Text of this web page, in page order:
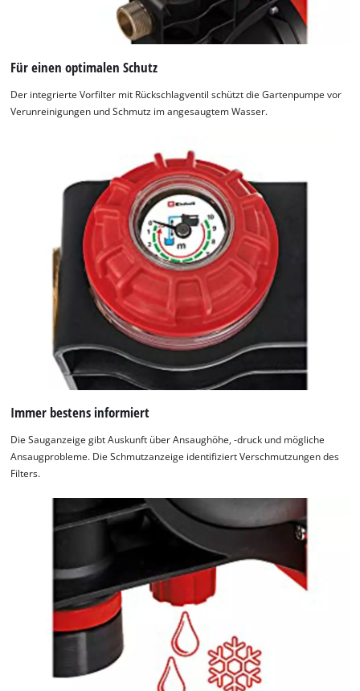
Für einen optimalen Schutz
Der integrierte Vorfilter mit Rückschlagventil schützt die Gartenpumpe vor
Verunreinigungen und Schmutz im angesaugtem Wasser.
Immer bestens informiert
Die Sauganzeige gibt Auskunft über Ansaughöhe, -druck und mögliche
Ansaugprobleme. Die Schmutzanzeige identifiziert Verschmutzungen des
Filters.